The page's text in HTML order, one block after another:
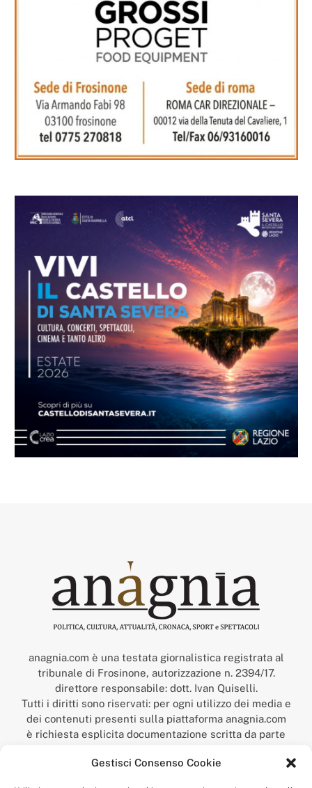
Gestisci Consenso Cookie
anagnia.com è una testata giornalistica registrata al
tribunale di Frosinone, autorizzazione n. 2394/17.
direttore responsabile: dott. Ivan Quiselli.
Tutti i diritti sono riservati: per ogni utilizzo dei media e
dei contenuti presenti sulla piattaforma anagnia.com
è richiesta esplicita documentazione scritta da parte
“Anagnia” è un marchio registrato presso l’Ufficio Italiano